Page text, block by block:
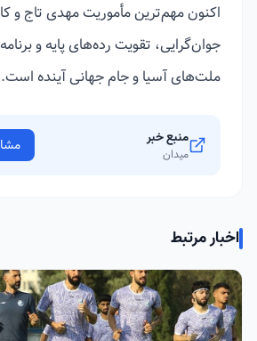
اکنون مهم‌ترین مأموریت مهدی تاج و
جوان‌گرایی، تقویت رده‌های پایه و
ملت‌های آسیا و جام جهانی آینده است.
منبع خبر
میدان
اخبار مرتبط